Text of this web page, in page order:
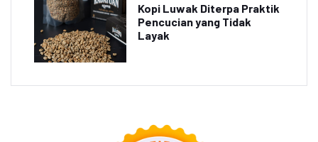
Kopi Luwak Diterpa Praktik
Pencucian yang Tidak
Layak